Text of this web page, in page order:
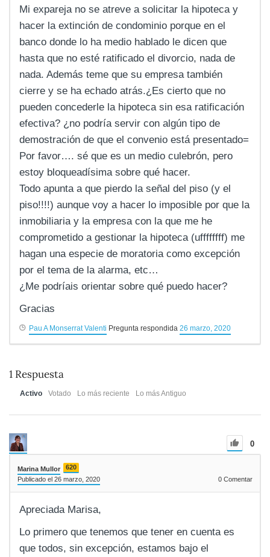
Mi expareja no se atreve a solicitar la hipoteca y
hacer la extinción de condominio porque en el
banco donde lo ha medio hablado le dicen que
hasta que no esté ratificado el divorcio, nada de
nada. Además teme que su empresa también
cierre y se ha echado atrás.¿Es cierto que no
pueden concederle la hipoteca sin esa ratificación
efectiva? ¿no podría servir con algún tipo de
demostración de que el convenio está presentado=
Por favor…. sé que es un medio culebrón, pero
estoy bloqueadísima sobre qué hacer.
Todo apunta a que pierdo la señal del piso (y el
piso!!!!) aunque voy a hacer lo imposible por que la
inmobiliaria y la empresa con la que me he
comprometido a gestionar la hipoteca (uffffffff) me
hagan una especie de moratoria como excepción
por el tema de la alarma, etc…
¿Me podríais orientar sobre qué puedo hacer?
Gracias
Pau A Monserrat Valenti Pregunta respondida 26 marzo, 2020
1 Respuesta
Activo Votado Lo más reciente Lo más Antiguo
0
Marina Mullor
620
Publicado el 26 marzo, 2020
0 Comentar
Apreciada Marisa,
Lo primero que tenemos que tener en cuenta es
que todos, sin excepción, estamos bajo el